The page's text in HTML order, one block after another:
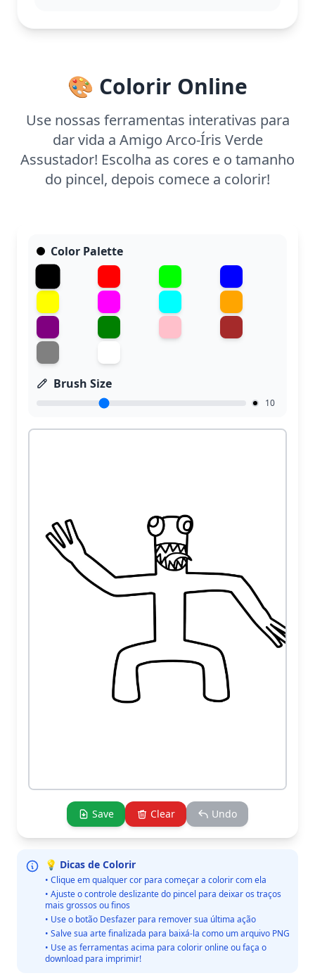
🎨 Colorir Online
Use nossas ferramentas interativas para
dar vida a Amigo Arco-Íris Verde
Assustador! Escolha as cores e o tamanho
do pincel, depois comece a colorir!
Color Palette
Brush Size
10
Save Clear Undo
💡 Dicas de Colorir
• Clique em qualquer cor para começar a colorir com ela
• Ajuste o controle deslizante do pincel para deixar os traços
mais grossos ou finos
• Use o botão Desfazer para remover sua última ação
• Salve sua arte finalizada para baixá-la como um arquivo PNG
• Use as ferramentas acima para colorir online ou faça o
download para imprimir!